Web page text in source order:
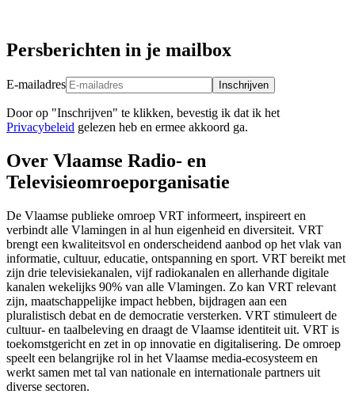
Persberichten in je mailbox
E-mailadres Inschrijven
Door op "Inschrijven" te klikken, bevestig ik dat ik het
Privacybeleid gelezen heb en ermee akkoord ga.
Over Vlaamse Radio- en
Televisieomroeporganisatie
De Vlaamse publieke omroep VRT informeert, inspireert en
verbindt alle Vlamingen in al hun eigenheid en diversiteit. VRT
brengt een kwaliteitsvol en onderscheidend aanbod op het vlak van
informatie, cultuur, educatie, ontspanning en sport. VRT bereikt met
zijn drie televisiekanalen, vijf radiokanalen en allerhande digitale
kanalen wekelijks 90% van alle Vlamingen. Zo kan VRT relevant
zijn, maatschappelijke impact hebben, bijdragen aan een
pluralistisch debat en de democratie versterken. VRT stimuleert de
cultuur- en taalbeleving en draagt de Vlaamse identiteit uit. VRT is
toekomstgericht en zet in op innovatie en digitalisering. De omroep
speelt een belangrijke rol in het Vlaamse media-ecosysteem en
werkt samen met tal van nationale en internationale partners uit
diverse sectoren.